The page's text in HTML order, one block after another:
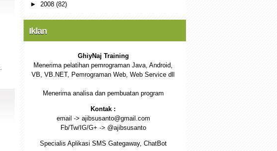
► 2008 (82)
Iklan
GhiyNaj Training
Menerima pelatihan pemrograman Java, Android,
VB, VB.NET, Pemrograman Web, Web Service dll
Menerima analisa dan pembuatan program
Kontak :
email -> ajibsusanto@gmail.com
Fb/Tw/IG/G+ -> @ajibsusanto
Specialis Aplikasi SMS Gategaway, ChatBot